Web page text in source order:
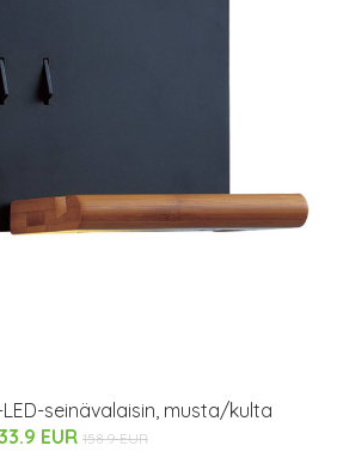
seinävalaisin, musta/kulta
EUR 158.9 EUR